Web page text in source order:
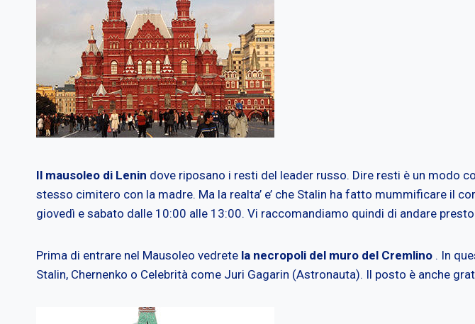
Il mausoleo di Lenin dove riposano i resti del leader russo. Dire resti è un modo
stesso cimitero con la madre. Ma la realta’ e’ che Stalin ha fatto mummificare il
giovedì e sabato dalle 10:00 alle 13:00. Vi raccomandiamo quindi di andare
Prima di entrare nel Mausoleo vedrete la necropoli del muro del Cremlino . In
Stalin, Chernenko o Celebrità come Juri Gagarin (Astronauta). Il posto è anche